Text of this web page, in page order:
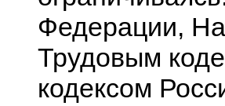
Федерации,
Трудовым
кодексом